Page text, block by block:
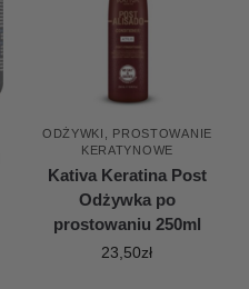
ODŻYWKI
PROSTOWANIE
KERATYNOWE
Kativa Keratina Post
Odżywka po
prostowaniu 250ml
23,50zł